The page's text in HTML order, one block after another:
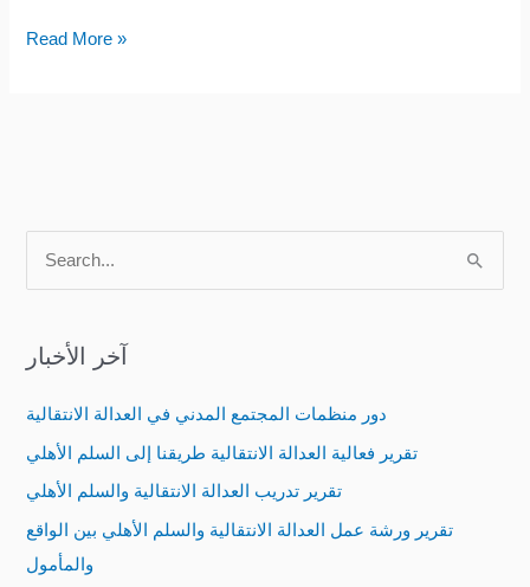
Read More »
r
o
r
:
آخر الأخبار
دور منظمات المجتمع المدني في العدالة الانتقالية
تقرير فعالية العدالة الانتقالية طريقنا إلى السلم الأهلي
تقرير تدريب العدالة الانتقالية والسلم الأهلي
تقرير ورشة عمل العدالة الانتقالية والسلم الأهلي بين الواقع
والمأمول